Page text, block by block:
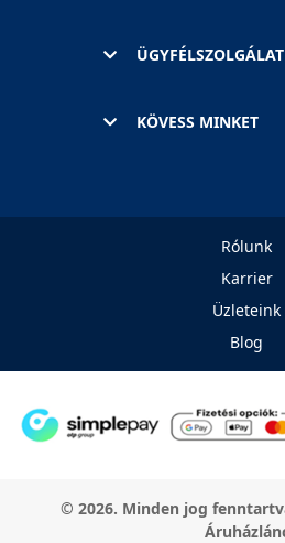
ÜGYFÉLSZOLGÁLAT
KÖVESS MINKET
Rólunk
Karrier
Üzleteink
Blog
© 2026. Minden jog